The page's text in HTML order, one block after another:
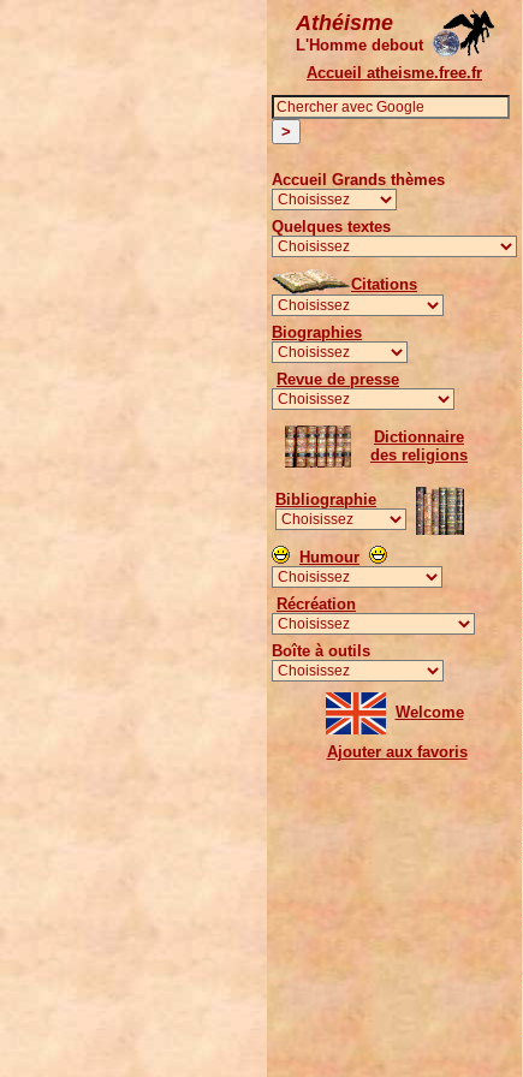
Athéisme
L'Homme debout
Accueil atheisme.free.fr
Accueil Grands thèmes
Quelques textes
Citations
Biographies
Revue de presse
Dictionnaire
des religions
Bibliographie
Humour
Récréation
Boîte à outils
Welcome
Ajouter aux favoris